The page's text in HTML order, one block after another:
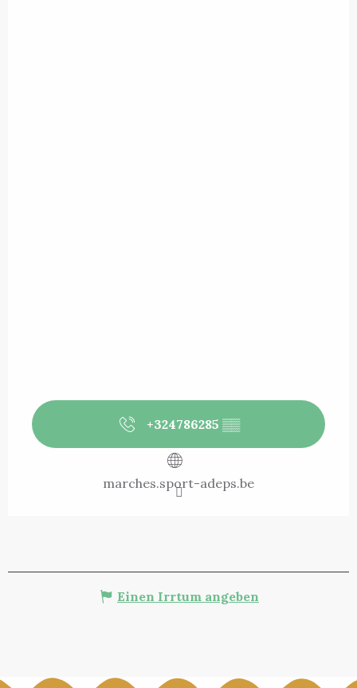
+324786285 ▒▒
marches.sport-adeps.be
Einen Irrtum angeben